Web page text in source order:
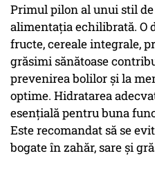
Primul pilon al unui stil de
alimentația echilibrată. O
fructe, cereale integrale,
grăsimi sănătoase
prevenirea bolilor și la
optime. Hidratarea
esențială pentru buna
Este recomandat să se
bogate în zahăr, sare și